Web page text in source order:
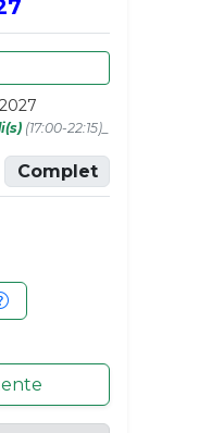
(17:00-22:15)_
Complet